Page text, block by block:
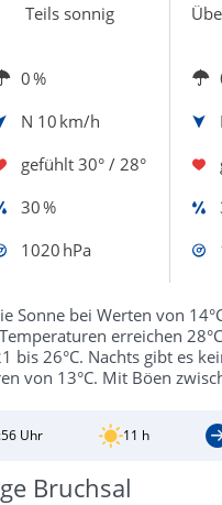
Teils sonnig
0 %
N 10 km/h
gefühlt 30° / 28°
30 %
1020 hPa
Sonne bei Werten von
erreichen
bis 26°C. Nachts gibt es
von 13°C. Mit Böen
Uhr 11 h
Bruchsal